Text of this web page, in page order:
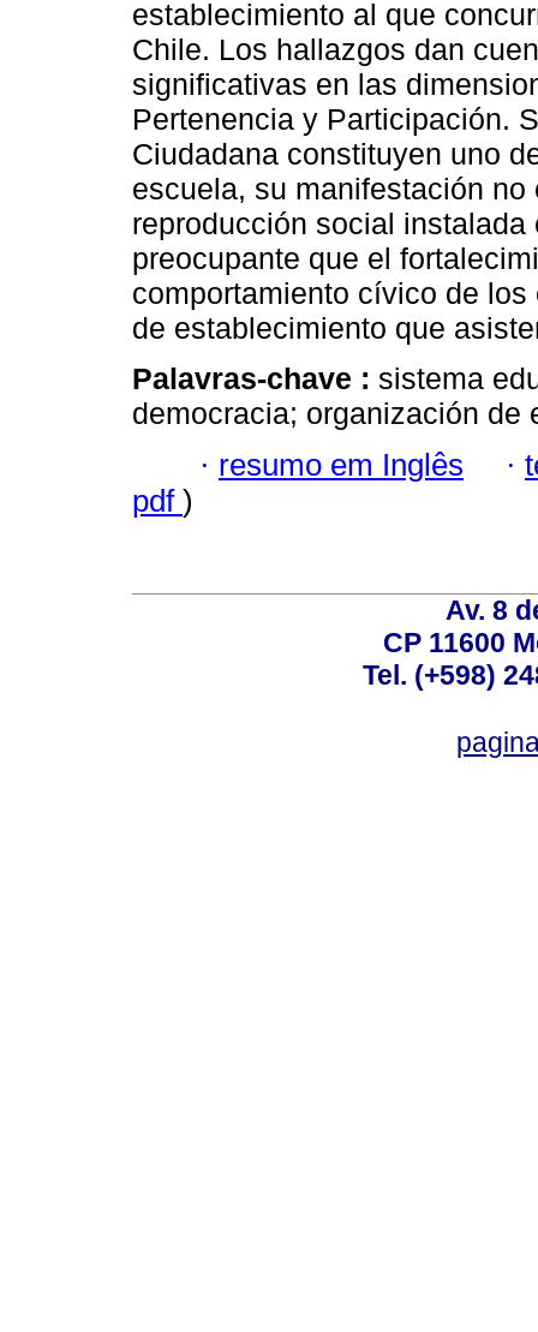
establecimiento al que
Chile. Los hallazgos dan
significativas en las
Pertenencia y Participación.
Ciudadana constituyen uno
escuela, su manifestación
reproducción social
preocupante que el
comportamiento cívico de
de establecimiento que
Palavras-chave : sistema
democracia; organización
· resumo em Inglês ·
pdf )
Av. 8
CP 11600
Tel. (+598)